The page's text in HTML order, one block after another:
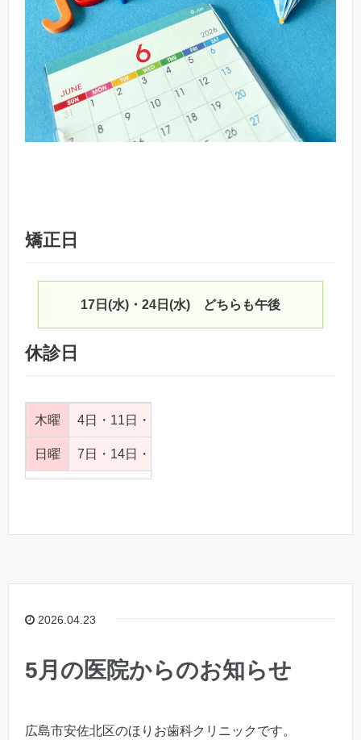
矯正日
17日(水)・24日(水) どちらも午後
休診日
木曜 4日・11日・18日・25日
日曜 7日・14日・21日・28日
2026.04.23
5月の医院からのお知らせ
広島市安佐北区のほりお歯科クリニックです。